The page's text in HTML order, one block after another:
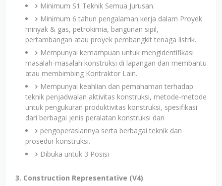
Minimum S1 Teknik Semua Jurusan.
Minimum 6 tahun pengalaman kerja dalam Proyek
minyak & gas, petrokimia, bangunan sipil,
pertambangan atau proyek pembangkit tenaga listrik.
Mempunyai kemampuan untuk mengidentifikasi
masalah-masalah konstruksi di lapangan dan membantu
atau membimbing Kontraktor Lain.
Mempunyai keahlian dan pemahaman terhadap
teknik penjadwalan aktivitas konstruksi, metode-metode
untuk pengukuran produktivitas konstruksi, spesifikasi
dari berbagai jenis peralatan konstruksi dan
pengoperasiannya serta berbagai teknik dan
prosedur konstruksi.
Dibuka untuk 3 Posisi
3. Construction Representative (V4)